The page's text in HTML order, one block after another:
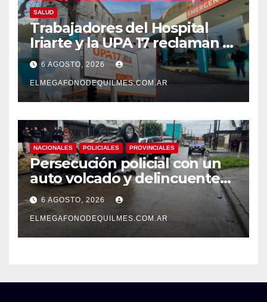
SALUD
Trabajadores del Hospital
Iriarte y la UPA 17 reclaman el
pase a planta de becarios y
mejoras laborales
6 AGOSTO, 2026
ELMEGAFONODEQUILMES.COM.AR
NACIONALES POLICIALES PROVINCIALES
Persecución policial con un
auto volcado y delincuentes
detenidos en San Francisco
Solano
6 AGOSTO, 2026
ELMEGAFONODEQUILMES.COM.AR